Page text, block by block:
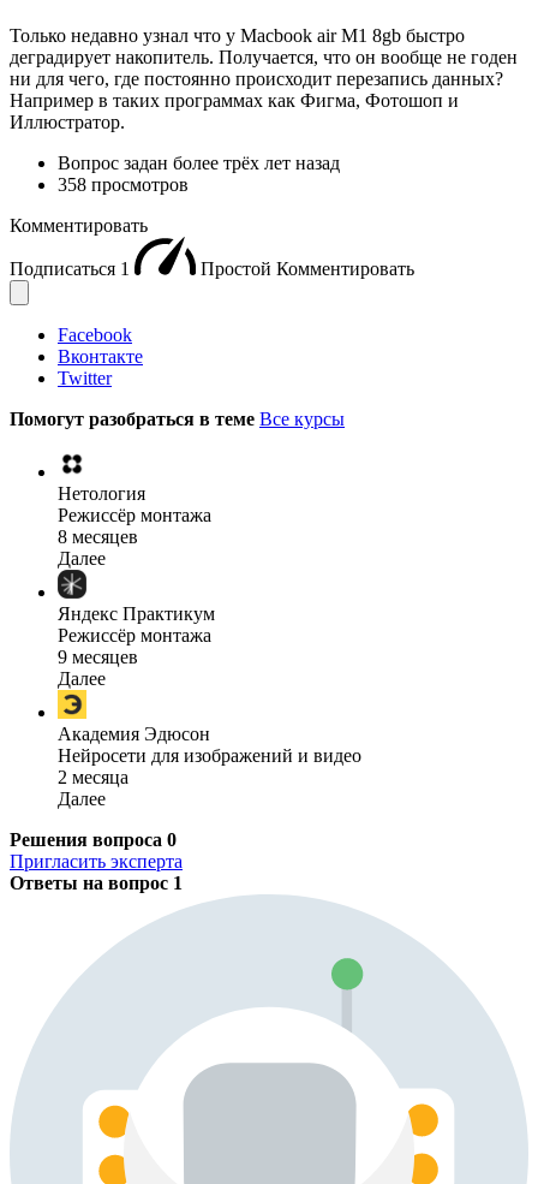
Только недавно узнал что у Macbook air M1 8gb быстро
деградирует накопитель. Получается, что он вообще не годен
ни для чего, где постоянно происходит перезапись данных?
Например в таких программах как Фигма, Фотошоп и
Иллюстратор.
Вопрос задан более трёх лет назад
358 просмотров
Комментировать
Подписаться 1 Простой Комментировать
Facebook
Вконтакте
Twitter
Помогут разобраться в теме Все курсы
Нетология
Режиссёр монтажа
8 месяцев
Далее
Яндекс Практикум
Режиссёр монтажа
9 месяцев
Далее
Академия Эдюсон
Нейросети для изображений и видео
2 месяца
Далее
Решения вопроса 0
Пригласить эксперта
Ответы на вопрос 1